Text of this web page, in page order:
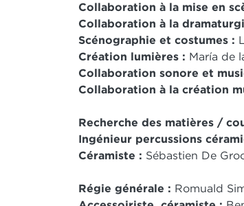
Collaboration à la mise en
Collaboration à la
Scénographie et costumes :
Création lumières : María de
Collaboration sonore et
Collaboration à la création
Recherche des matières /
Ingénieur percussions
Céramiste : Sébastien De
Régie générale : Romuald